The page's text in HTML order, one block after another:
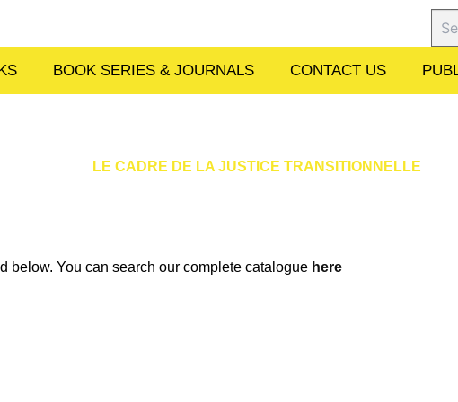
BOOK SERIES & JOURNALS CONTACT US
LE CADRE DE LA JUSTICE TRANSITIONNELLE
below. You can search our complete catalogue here